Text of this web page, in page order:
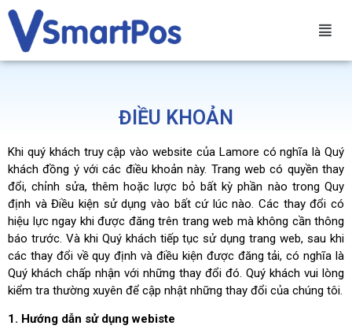
ĐIỀU KHOẢN
Khi quý khách truy cập vào website của Lamore có nghĩa là Quý
khách đồng ý với các điều khoản này. Trang web có quyền thay
đổi, chỉnh sửa, thêm hoặc lược bỏ bất kỳ phần nào trong Quy
định và Điều kiện sử dụng vào bất cứ lúc nào. Các thay đổi có
hiệu lực ngay khi được đăng trên trang web mà không cần thông
báo trước. Và khi Quý khách tiếp tục sử dụng trang web, sau khi
các thay đổi về quy định và điều kiện được đăng tải, có nghĩa là
Quý khách chấp nhận với những thay đổi đó. Quý khách vui lòng
kiểm tra thường xuyên để cập nhật những thay đổi của chúng tôi.
1. Hướng dẫn sử dụng webiste